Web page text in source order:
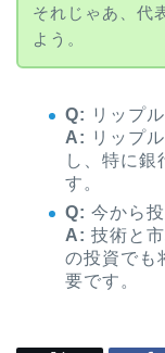
それじゃあ、代
よう。
Q: リップ
A: リップ
し、特に銀
す。
Q: 今から
A: 技術と
の投資でも
要です。